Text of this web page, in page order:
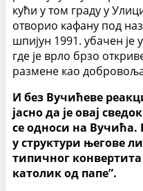
кући у том граду у
отворио кафану под
шпијун 1991. убачен је
где је врло брзо
размене као
И без Вучићеве
јасно да је овај
се односи на Вучића.
у структури његове
типичног
католик од папе”.